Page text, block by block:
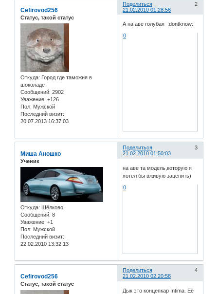
Поделиться
2
21.02.2010 01:28:56
Cefirovod256
Статус, такой статус
Откуда: Город где таможня в
шоколаде
Сообщений: 2902
Уважение: +126
Пол: Мужской
Последний визит:
20.07.2013 16:37:03
А на аве голубая :dontknow:
0
Поделиться
3
21.02.2010 01:50:03
Миша Аношко
Ученик
Откуда: Щёлково
Сообщений: 8
Уважение: +1
Пол: Мужской
Последний визит:
22.02.2010 13:32:13
на аве та модель,которую я
хотел бы вживую заценить)
0
Поделиться
4
21.02.2010 02:20:58
Cefirovod256
Статус, такой статус
Дык это концепкар Intima. Её